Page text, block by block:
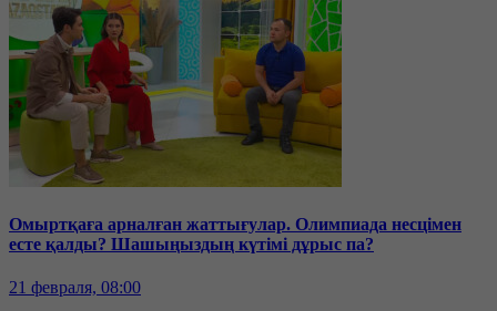
Омыртқаға арналған жаттығулар. Олимпиада несцімен
есте қалды? Шашыңыздың күтімі дұрыс па?
21 февраля, 08:00